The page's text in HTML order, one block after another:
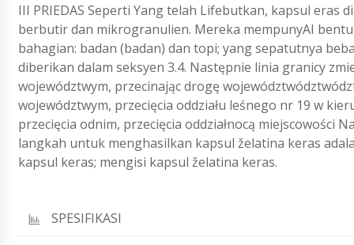
III PRIEDAS Seperti Yang telah Lifebutkan, kapsul
berbutir dan mikrogranulien. Mereka mempunyAI
bahagian: badan (badan) dan topi; yang sepatutnya
diberikan dalam seksyen 3.4. Następnie linia granicy
województwym, przecinając drogę
województwym, przecięcia oddziału leśnego nr 19 w
przecięcia odnim, przecięcia oddziałnocą miejscowości
langkah untuk menghasilkan kapsul želatina keras
kapsul keras; mengisi kapsul želatina keras.
SPESIFIKASI